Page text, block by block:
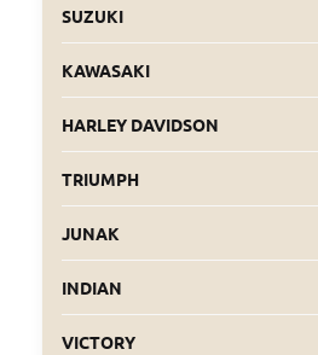
SUZUKI
KAWASAKI
HARLEY DAVIDSON
TRIUMPH
JUNAK
INDIAN
VICTORY